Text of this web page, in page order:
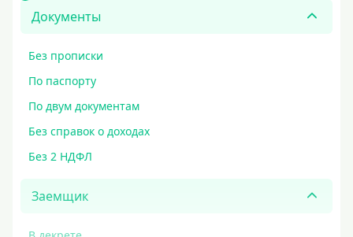
Документы
Без прописки
По паспорту
По двум документам
Без справок о доходах
Без 2 НДФЛ
Заемщик